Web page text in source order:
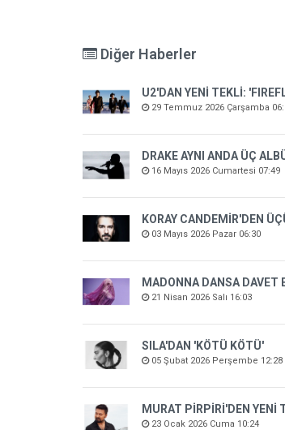
Diğer Haberler
U2'DAN YENİ TEKLİ:
29 Temmuz 2026 Çarşamba
DRAKE AYNI ANDA ÜÇ
16 Mayıs 2026 Cumartesi 07:49
KORAY CANDEMİR'DEN
03 Mayıs 2026 Pazar 06:30
MADONNA DANSA DAVET
21 Nisan 2026 Salı 16:03
SILA'DAN 'KÖTÜ KÖTÜ'
05 Şubat 2026 Perşembe 12:28
MURAT PİRPİRİ'DEN YENİ
23 Ocak 2026 Cuma 10:24